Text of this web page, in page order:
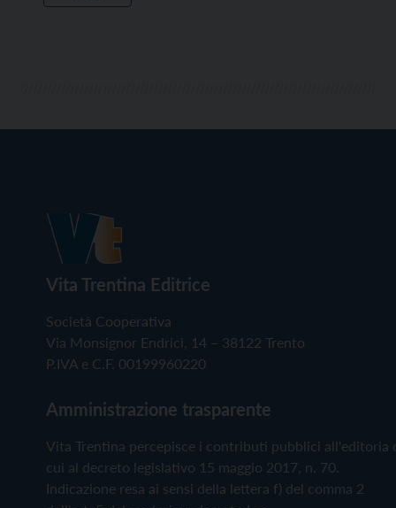
Vita Trentina Editrice
Società Cooperativa
Via Monsignor Endrici, 14 – 38122 Trento
P.IVA e C.F. 00199960220
Amministrazione trasparente
Vita Trentina percepisce i contributi pubblici all'editoria
cui al decreto legislativo 15 maggio 2017, n. 70.
Indicazione resa ai sensi della lettera f) del comma 2